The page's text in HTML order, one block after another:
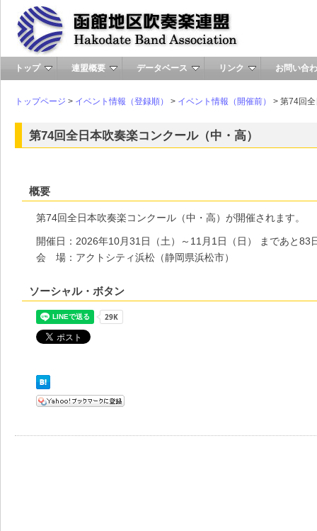
トップ 連盟概要 データベース リンク お問い合
トップページ > イベント情報（登録順） > イベント情報（開催前） > 第74回
第74回全⽇本吹奏楽コンクール（中・⾼）
概要
第74回全⽇本吹奏楽コンクール（中・⾼）が開催されます。
開催日：2026年10月31日（土）～11月1日（日） まであと83
会 場：アクトシティ浜松（静岡県浜松市）
ソーシャル・ボタン